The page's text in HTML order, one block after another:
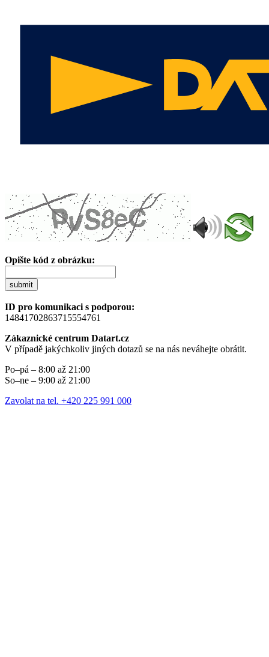
Opište kód z obrázku:
submit
ID pro komunikaci s podporou:
14841702863715554761
Zákaznické centrum Datart.cz
V případě jakýchkoliv jiných dotazů se na nás neváhejte obrátit.
Po–pá – 8:00 až 21:00
So–ne – 9:00 až 21:00
Zavolat na tel. +420 225 991 000